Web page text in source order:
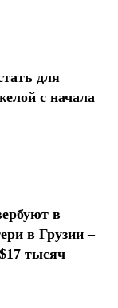
для
с начала
в
в Грузии –
тысяч